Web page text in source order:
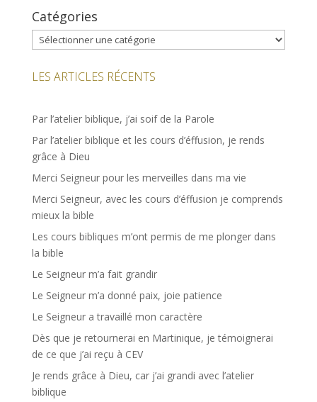
Catégories
Catégories
LES ARTICLES RÉCENTS
Par l’atelier biblique, j’ai soif de la Parole
Par l’atelier biblique et les cours d’éffusion, je rends
grâce à Dieu
Merci Seigneur pour les merveilles dans ma vie
Merci Seigneur, avec les cours d’éffusion je comprends
mieux la bible
Les cours bibliques m’ont permis de me plonger dans
la bible
Le Seigneur m’a fait grandir
Le Seigneur m’a donné paix, joie patience
Le Seigneur a travaillé mon caractère
Dès que je retournerai en Martinique, je témoignerai
de ce que j’ai reçu à CEV
Je rends grâce à Dieu, car j’ai grandi avec l’atelier
biblique